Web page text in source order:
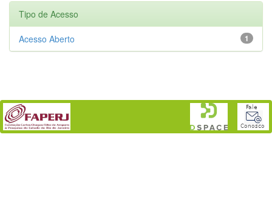
Tipo de Acesso
1
Acesso Aberto